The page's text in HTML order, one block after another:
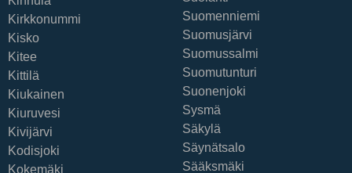
Kirkkonummi
Kisko
Kitee
Kittilä
Kiukainen
Kiuruvesi
Kivijärvi
Kodisjoki
Kokemäki
Suomenniemi
Suomusjärvi
Suomussalmi
Suomutunturi
Suonenjoki
Sysmä
Säkylä
Säynätsalo
Sääksmäki